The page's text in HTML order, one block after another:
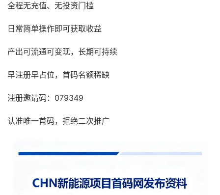
全程无充值、无投资门槛
日常简单操作即可获取收益
产出可流通可变现，长期可持续
早注册早占位，首码名额稀缺
注册邀请码：079349
认准唯一首码，拒绝二次推广